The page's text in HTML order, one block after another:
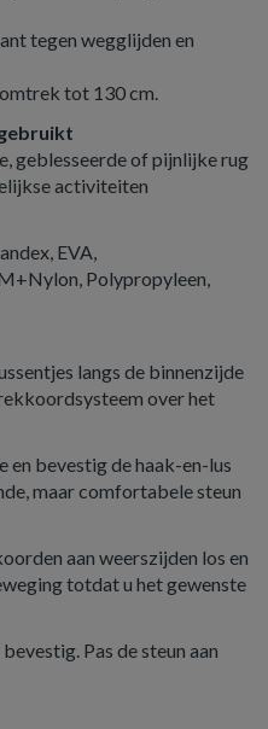
tegen wegglijden en
tot 130 cm.
geblesseerde of pijnlijke rug
activiteiten
EVA,
Polypropyleen,
langs de binnenzijde
over het
en bevestig de haak-en-lus
maar comfortabele steun
aan weerszijden los en
totdat u het gewenste
Pas de steun aan